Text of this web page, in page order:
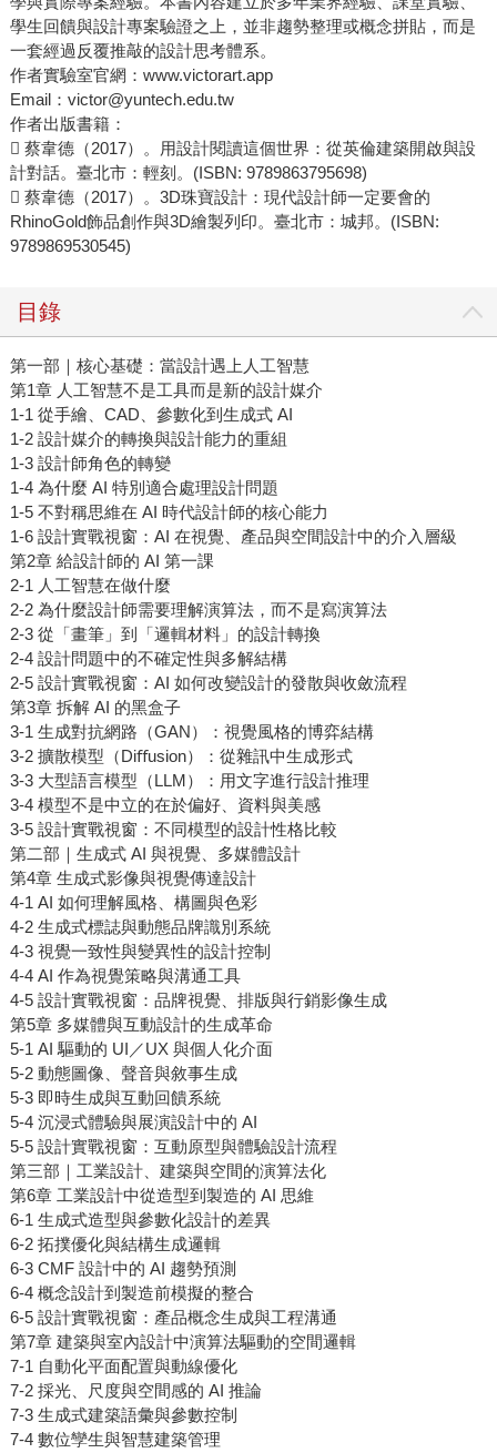
學生回饋與設計專案驗證之上，並非趨勢整理或概念拼貼，而是
一套經過反覆推敲的設計思考體系。
作者實驗室官網：www.victorart.app
Email：victor@yuntech.edu.tw
作者出版書籍：
 蔡韋德（2017）。用設計閱讀這個世界：從英倫建築開啟與設
計對話。臺北市：輕刻。(ISBN: 9789863795698)
 蔡韋德（2017）。3D珠寶設計：現代設計師一定要會的
RhinoGold飾品創作與3D繪製列印。臺北市：城邦。(ISBN:
9789869530545)
目錄
第一部｜核心基礎：當設計遇上人工智慧
第1章 人工智慧不是工具而是新的設計媒介
1-1 從手繪、CAD、參數化到生成式 AI
1-2 設計媒介的轉換與設計能力的重組
1-3 設計師角色的轉變
1-4 為什麼 AI 特別適合處理設計問題
1-5 不對稱思維在 AI 時代設計師的核心能力
1-6 設計實戰視窗：AI 在視覺、產品與空間設計中的介入層級
第2章 給設計師的 AI 第一課
2-1 人工智慧在做什麼
2-2 為什麼設計師需要理解演算法，而不是寫演算法
2-3 從「畫筆」到「邏輯材料」的設計轉換
2-4 設計問題中的不確定性與多解結構
2-5 設計實戰視窗：AI 如何改變設計的發散與收斂流程
第3章 拆解 AI 的黑盒子
3-1 生成對抗網路（GAN）：視覺風格的博弈結構
3-2 擴散模型（Diﬀusion）：從雜訊中生成形式
3-3 大型語言模型（LLM）：用文字進行設計推理
3-4 模型不是中立的在於偏好、資料與美感
3-5 設計實戰視窗：不同模型的設計性格比較
第二部｜生成式 AI 與視覺、多媒體設計
第4章 生成式影像與視覺傳達設計
4-1 AI 如何理解風格、構圖與色彩
4-2 生成式標誌與動態品牌識別系統
4-3 視覺一致性與變異性的設計控制
4-4 AI 作為視覺策略與溝通工具
4-5 設計實戰視窗：品牌視覺、排版與行銷影像生成
第5章 多媒體與互動設計的生成革命
5-1 AI 驅動的 UI／UX 與個人化介面
5-2 動態圖像、聲音與敘事生成
5-3 即時生成與互動回饋系統
5-4 沉浸式體驗與展演設計中的 AI
5-5 設計實戰視窗：互動原型與體驗設計流程
第三部｜工業設計、建築與空間的演算法化
第6章 工業設計中從造型到製造的 AI 思維
6-1 生成式造型與參數化設計的差異
6-2 拓撲優化與結構生成邏輯
6-3 CMF 設計中的 AI 趨勢預測
6-4 概念設計到製造前模擬的整合
6-5 設計實戰視窗：產品概念生成與工程溝通
第7章 建築與室內設計中演算法驅動的空間邏輯
7-1 自動化平面配置與動線優化
7-2 採光、尺度與空間感的 AI 推論
7-3 生成式建築語彙與參數控制
7-4 數位孿生與智慧建築管理